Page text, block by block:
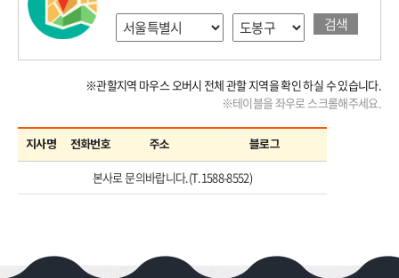
검색
※관할지역 마우스 오버시 전체 관할 지역을 확인 하실 수 있습니다.
※테이블을 좌우로 스크롤해주세요.
지사명 전화번호 주소 블로그
본사로 문의바랍니다.(T.1588-8552)